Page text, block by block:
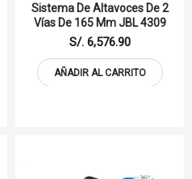
Sistema De Altavoces De 2
Vías De 165 Mm JBL 4309
S/. 6,576.90
AÑADIR AL CARRITO